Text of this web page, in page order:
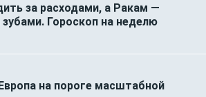
за расходами, а Ракам —
Гороскоп на неделю
на пороге масштабной